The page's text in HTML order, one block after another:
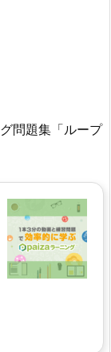
問題集「ループ